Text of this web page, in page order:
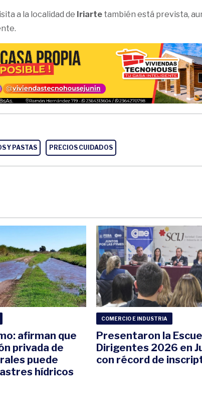
a la localidad de Iriartetambién está prevista,
Y PASTAS PRECIOS CUIDADOS
afirman que
privada de
puede
hídricos
COMERCIO E INDUSTRIA
Presentaron la
Dirigentes 2026 en
con récord de